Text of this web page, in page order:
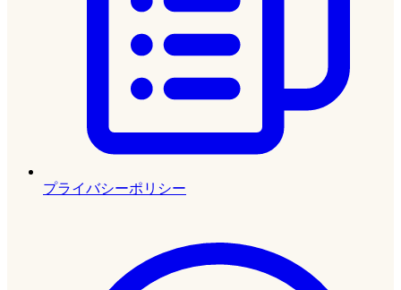
プライバシーポリシー